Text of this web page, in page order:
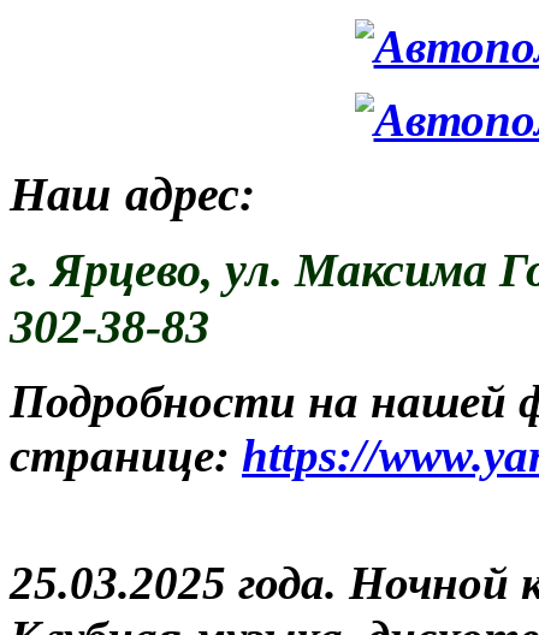
Наш адрес:
г. Ярцево, ул. Максима
302-38-83
Подробности на нашей
странице: https://
25.03.2025 года. Ночной